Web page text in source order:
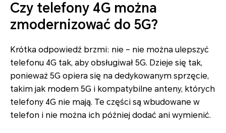
Czy telefony 4G można
zmodernizować do 5G?
Krótka odpowiedź brzmi: nie – nie można ulepszyć
telefonu 4G tak, aby obsługiwał 5G. Dzieje się tak,
ponieważ 5G opiera się na dedykowanym sprzęcie,
takim jak modem 5G i kompatybilne anteny, których
telefony 4G nie mają. Te części są wbudowane w
telefon i nie można ich później dodać ani wymienić.